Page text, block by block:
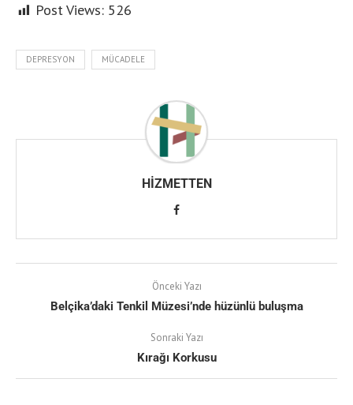
Post Views: 526
DEPRESYON MÜCADELE
HIZMETTEN
Önceki Yazı
Belçika’daki Tenkil Müzesi’nde hüzünlü buluşma
Sonraki Yazı
Kırağı Korkusu